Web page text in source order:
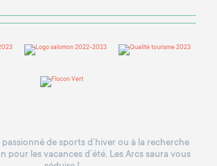
de sports d’hiver ou à la recherche
pour les vacances d’été, Les Arcs saura vous